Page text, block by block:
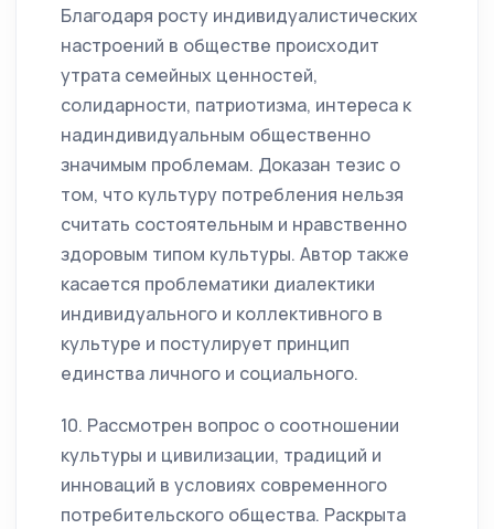
Благодаря росту индивидуалистических
настроений в обществе происходит
утрата семейных ценностей,
солидарности, патриотизма, интереса к
надиндивидуальным общественно
значимым проблемам. Доказан тезис о
том, что культуру потребления нельзя
считать состоятельным и нравственно
здоровым типом культуры. Автор также
касается проблематики диалектики
индивидуального и коллективного в
культуре и постулирует принцип
единства личного и социального.
10. Рассмотрен вопрос о соотношении
культуры и цивилизации, традиций и
инноваций в условиях современного
потребительского общества. Раскрыта